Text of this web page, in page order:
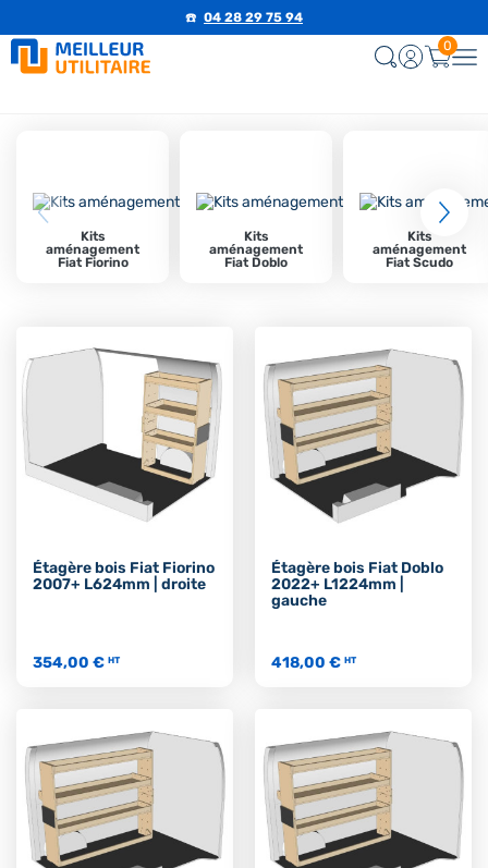
Kits
aménagement
Fiat Fiorino
Kits
aménagement
Fiat Doblo
Kits
aménagement
Fiat Scudo
Étagère bois Fiat Fiorino
2007+ L624mm | droite
354,00 € HT
Étagère bois Fiat Doblo
2022+ L1224mm |
gauche
418,00 € HT
☎️ 04 28 29 75 94
0